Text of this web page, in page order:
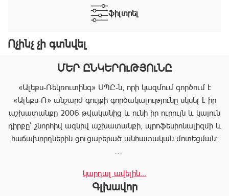
ֆիլտրել
Ոչինչ չի գտնվել
ՄԵՐ ԸՆԿԵՐՈւԹՅՈւՆԸ
«Ալեքս-Ռեկռուտինգ» ՍՊԸ-ն, որի կազմում գործում է
«Ալեքս-Ռ» անշարժ գույքի գործակալությունը սկսել է իր
աշխատանքը 2006 թվականից և ունի իր ուրույն և կայուն
դիրքը՝ շնորհիվ ազնիվ աշխատանքի, պրոֆեսիոնալիզմի և
հաճախորդներին ցուցաբերած անհատական մոտեցման:
ամբողջական փաթեթ, որը թույլ է տալիս հաճախորդին
արագ իրագործել ցանկացած գործարք անշարժ գույքի
կարդալ ավելին...
Գլխավոր